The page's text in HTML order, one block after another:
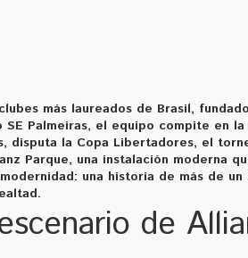
más laureados de Brasil,
SE Palmeiras, el equipo compite en la
disputa la Copa Libertadores, el
Parque, una instalación moderna
una historia de más de
de